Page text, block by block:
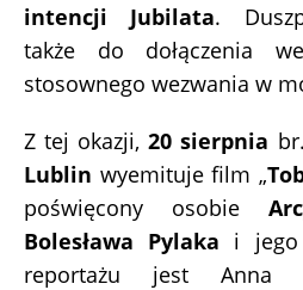
intencji Jubilata.
także do dołączenia
stosownego wezwania w
Z tej okazji,20 sierpnia
Lublin wyemituje film „
poświęcony osobie
Bolesława Pylaka i jego
reportażu jest Anna